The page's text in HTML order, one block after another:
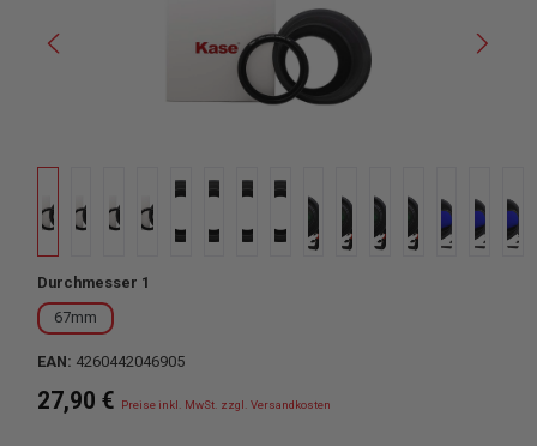
Durchmesser 1
67mm
EAN: 4260442046905
Regulärer Preis:
27,90 € Preise inkl. MwSt. zzgl. Versandkosten